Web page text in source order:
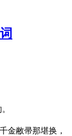
金敝帚那堪换，